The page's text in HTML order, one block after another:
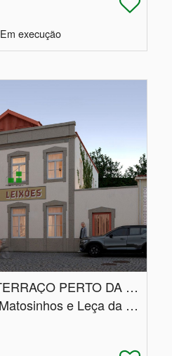
Em execução
T1 DÚPLEX COM TERRAÇO PERTO DA PRAIA
Porto, Matosinhos, Matosinhos e Leça da Palmeira